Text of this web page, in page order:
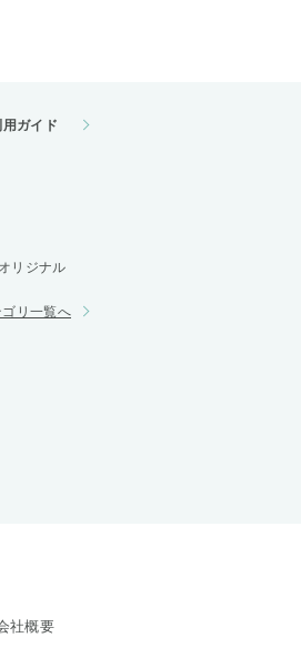
用ガイド
リジナル
ゴリ一覧へ
社概要